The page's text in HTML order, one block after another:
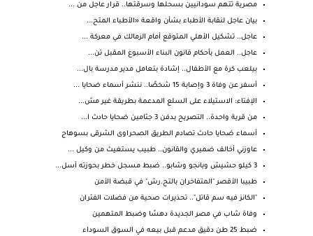
مصرية تتهم سودانيين بسحلها وسرقتها.. قرار عاجل من ...
بيان عاجل لنقابة الأطباء بشأن واقعة «الأطباء المتح...
عاجل.. تشكيل الأهلي المتوقع أمام الزمالك في معركة ...
عاجل.. العمل بأحكام قانون البناء الأسبوع المقبل تن...
بيلعب كرة مع الأطفال.. إشادة بتعامل مدير مدرسة بال...
أسفر عن وفاة 3 وإصابة 15 شخصًا.. ننشر أسماء ضحايا ...
الإفتاء: الاستيلاء على السلع المدعمة بطريقة غير مش...
من قرية واحدة.. التصريح بدفن 3 جثامين ضحايا حادث ا...
أسماء ضحايا حادث تصادم الطريق الصحراوى الشرقى بسوهاج
عاوزني أخالف ضميري والقانون.. طبيب يستغيث من وكيل ...
3 كيلو حشيش وبانجو وشابو.. ضبط مسجل خطر بحوزته أسل...
طبيبا الأقصر "المتفاخران بالتح.رش" في قبضة الأمن
"الكانز فيه سم قاتل".. تحذيرات صحية من فضلات الفئران
وفاة شاب في مصر الجديدة دهسًا وضبط المتهمين
ضبط 25 طن دقيق مدعم قبل بيعه في السوق السوداء